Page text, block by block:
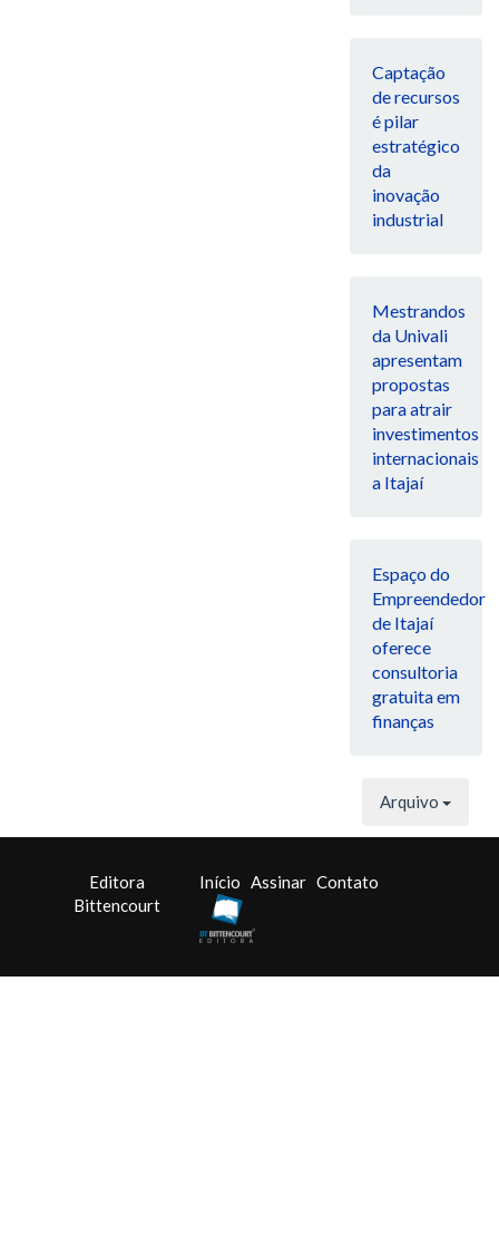
Captação
de recursos
é pilar
estratégico
da
inovação
industrial
Mestrandos
da Univali
apresentam
propostas
para atrair
investimentos
internacionais
a Itajaí
Espaço do
Empreendedor
de Itajaí
oferece
consultoria
gratuita em
finanças
Arquivo
Editora
Bittencourt
Início Assinar Contato